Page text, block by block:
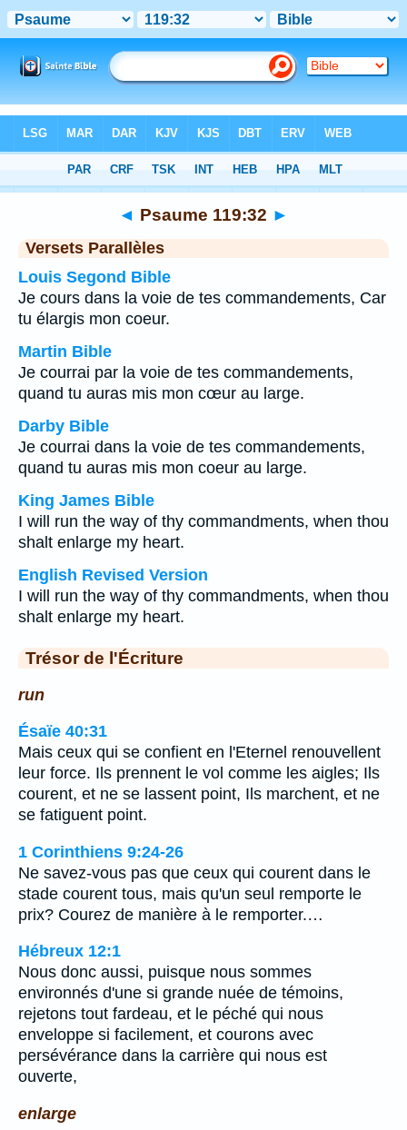
Chapitre 119 > Verset 32
◄ Psaume 119:32 ►
Versets Parallèles
Louis Segond Bible
Je cours dans la voie de tes commandements, Car
tu élargis mon coeur.
Martin Bible
Je courrai par la voie de tes commandements,
quand tu auras mis mon cœur au large.
Darby Bible
Je courrai dans la voie de tes commandements,
quand tu auras mis mon coeur au large.
King James Bible
I will run the way of thy commandments, when thou
shalt enlarge my heart.
English Revised Version
I will run the way of thy commandments, when thou
shalt enlarge my heart.
Trésor de l'Écriture
run
Ésaïe 40:31
Mais ceux qui se confient en l'Eternel renouvellent
leur force. Ils prennent le vol comme les aigles; Ils
courent, et ne se lassent point, Ils marchent, et ne
se fatiguent point.
1 Corinthiens 9:24-26
Ne savez-vous pas que ceux qui courent dans le
stade courent tous, mais qu'un seul remporte le
prix? Courez de manière à le remporter.…
Hébreux 12:1
Nous donc aussi, puisque nous sommes
environnés d'une si grande nuée de témoins,
rejetons tout fardeau, et le péché qui nous
enveloppe si facilement, et courons avec
persévérance dans la carrière qui nous est
ouverte,
enlarge